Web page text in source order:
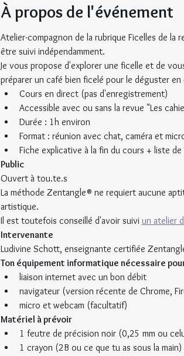
À propos de l'événement
Atelier-compagnon de la rubrique Ficelles de la
être suivi indépendamment.
Je vous propose d'explorer une ficelle et de
préparer un café bien ficelé pour le déguster en
Cours en direct (pas d'enregistrement)
Accessible avec ou sans la revue "Les
Durée : 1h environ
Format : réunion avec chat, caméra et
Fiche explicative à la fin du cours + liste
Public
Ouvert à tou.te.s
La méthode Zentangle® ne requiert aucune
artistique.
Il est toutefois conseillé d'avoir suivi un atelier
Intervenante
Ludivine Schott, enseignante certifiée
Ton équipement informatique nécessaire
liaison internet avec un bon débit
navigateur (version récente de Chrome,
micro et webcam (facultatif)
Matériel à prévoir
1 feutre de précision noir (0,25 mm ou
1 crayon (2B ou ce que tu as sous la main)